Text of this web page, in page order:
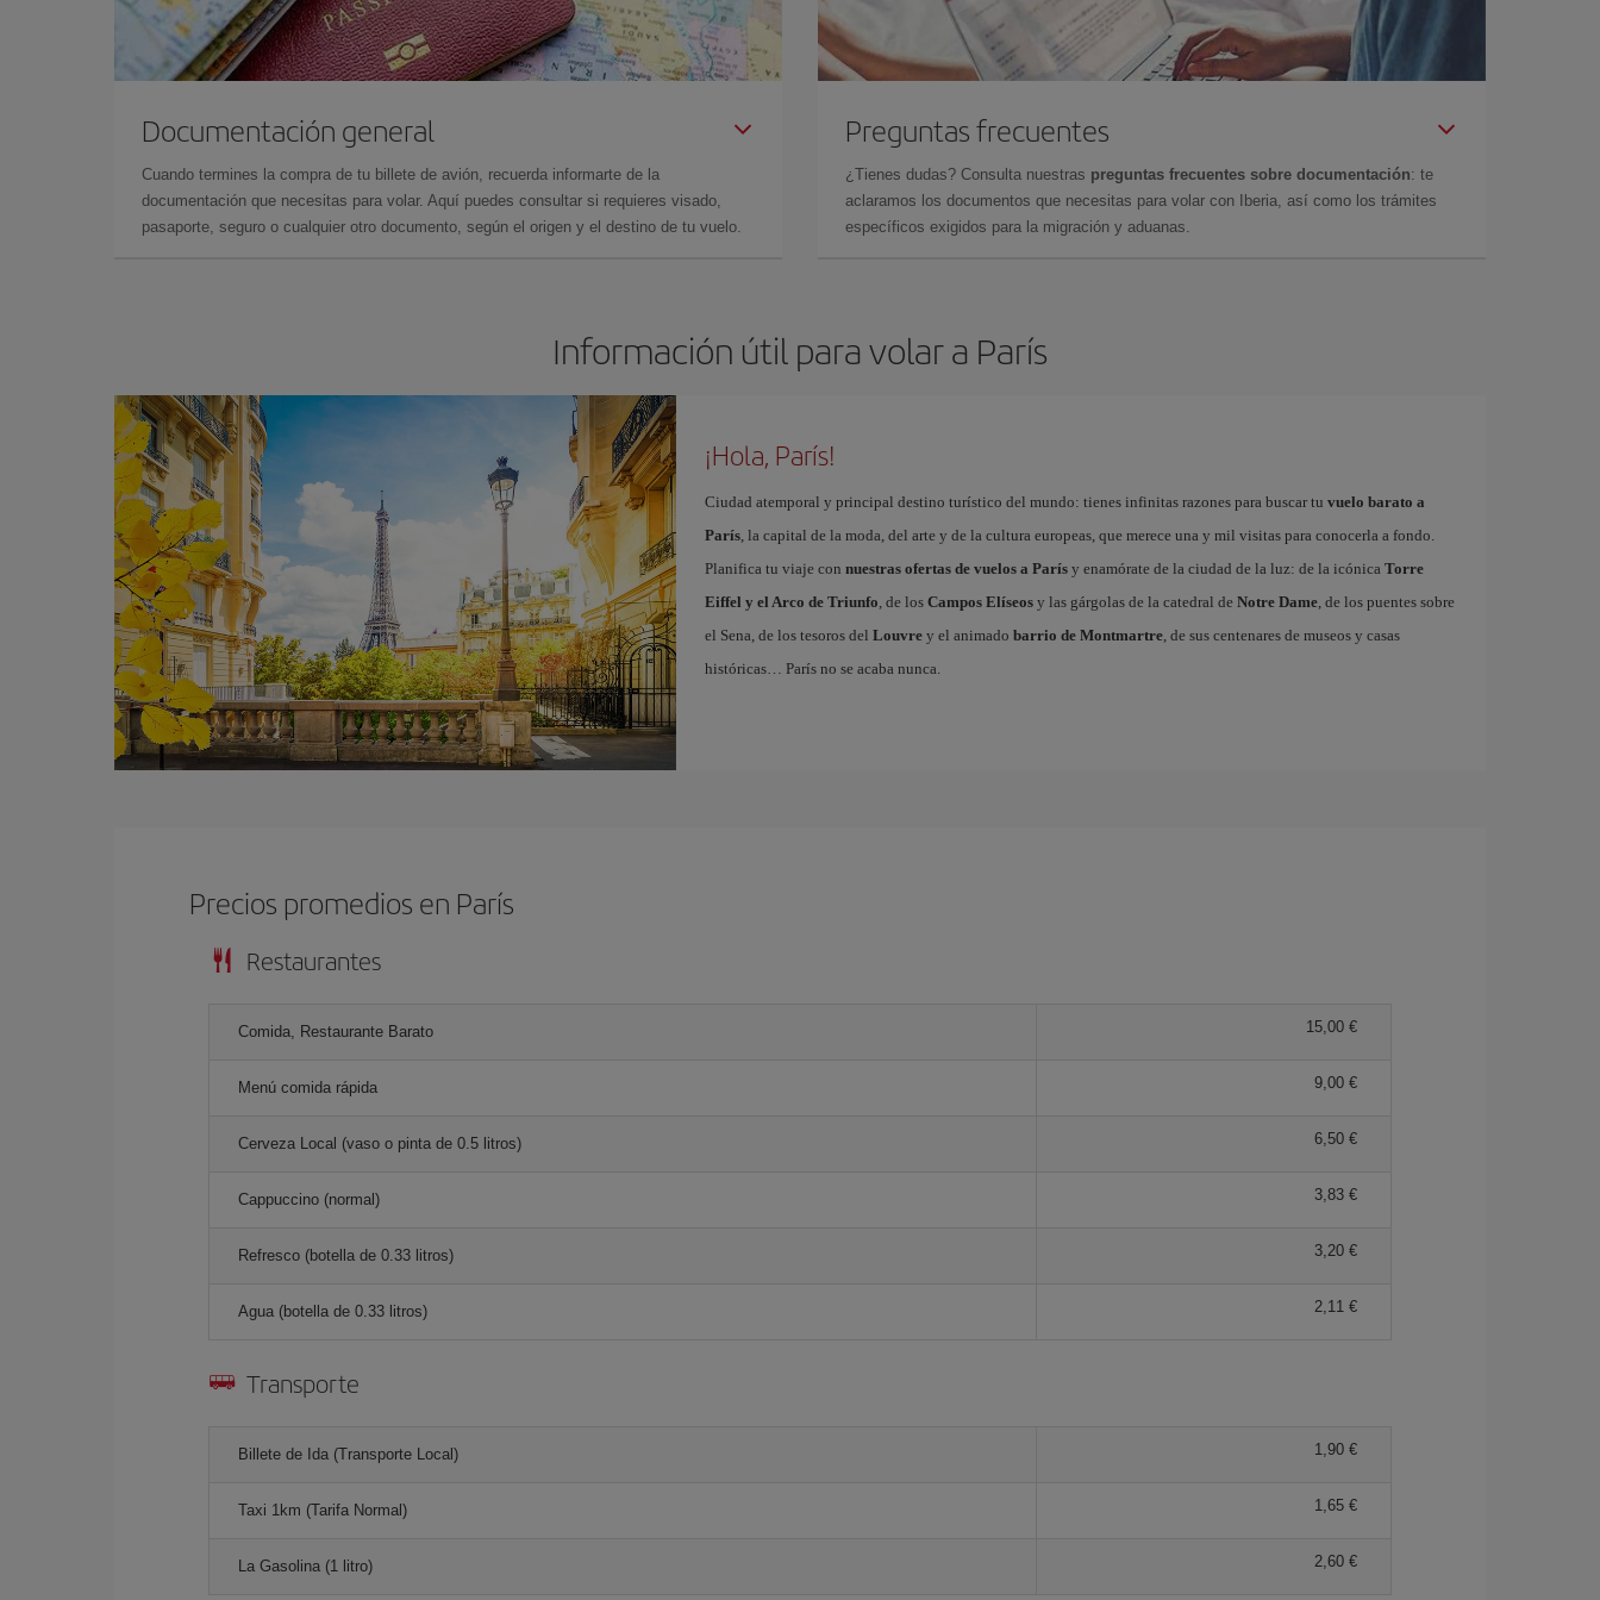
Documentación general
Cuando termines la compra de tu billete de avión, recuerda informarte de la
documentación que necesitas para volar. Aquí puedes consultar si requieres visado,
pasaporte, seguro o cualquier otro documento, según el origen y el destino de tu vuelo.
Preguntas frecuentes
¿Tienes dudas? Consulta nuestras preguntas frecuentes sobre documentación: te
aclaramos los documentos que necesitas para volar con Iberia, así como los trámites
específicos exigidos para la migración y aduanas.
Información útil para volar a París
¡Hola, París!
Ciudad atemporal y principal destino turístico del mundo: tienes infinitas razones para buscar tu vuelo barato a
París, la capital de la moda, del arte y de la cultura europeas, que merece una y mil visitas para conocerla a fondo.
Planifica tu viaje con nuestras ofertas de vuelos a Parísy enamórate de la ciudad de la luz: de la icónica Torre
Eiffel y el Arco de Triunfo, de los Campos Elíseosy las gárgolas de la catedral de Notre Dame, de los puentes sobre
el Sena, de los tesoros del Louvrey el animado barrio de Montmartre, de sus centenares de museos y casas
históricas… París no se acaba nunca.
Precios promedios en París
Restaurantes
Comida, Restaurante Barato 15,00 €
Menú comida rápida 9,00 €
Cerveza Local (vaso o pinta de 0.5 litros) 6,50 €
Cappuccino (normal) 3,83 €
Refresco (botella de 0.33 litros) 3,20 €
Agua (botella de 0.33 litros) 2,11 €
Transporte
Billete de Ida (Transporte Local) 1,90 €
Taxi 1km (Tarifa Normal) 1,65 €
La Gasolina (1 litro) 2,60 €